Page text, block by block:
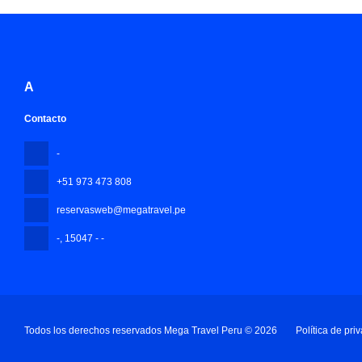
A
Contacto
-
+51 973 473 808
reservasweb@megatravel.pe
-, 15047 - -
Todos los derechos reservados Mega Travel Peru © 2026 Política de